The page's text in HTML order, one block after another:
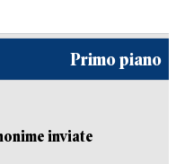
Primo piano
inviate